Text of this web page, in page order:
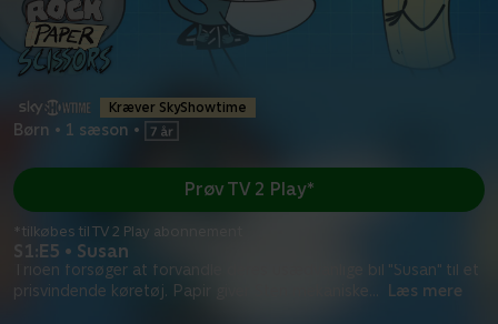
Kræver SkyShowtime
Børn • 1 sæson •
S1:E5 • Susan
Trioen forsøger at forvandle deres usædvanlige bil "Susan" til et
prisvindende køretøj. Papir giver Sten mekaniske
Læs mere
Prøv TV 2 Play*
*tilkøbes til TV 2 Play abonnement